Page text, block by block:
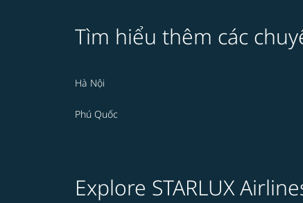
Tìm hiểu thêm các
Hà Nội
Phú Quốc
Explore STARLUX